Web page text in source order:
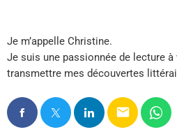
Je m’appelle Christine.
Je suis une passionnée de lecture à
transmettre mes découvertes
email